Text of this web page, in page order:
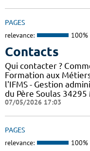
PAGES
relevance: 100%
Contacts
Qui contacter ?
Formation aux
l'IFMS - Gestion
du Père Soulas
07/05/2026 17:03
PAGES
relevance: 100%